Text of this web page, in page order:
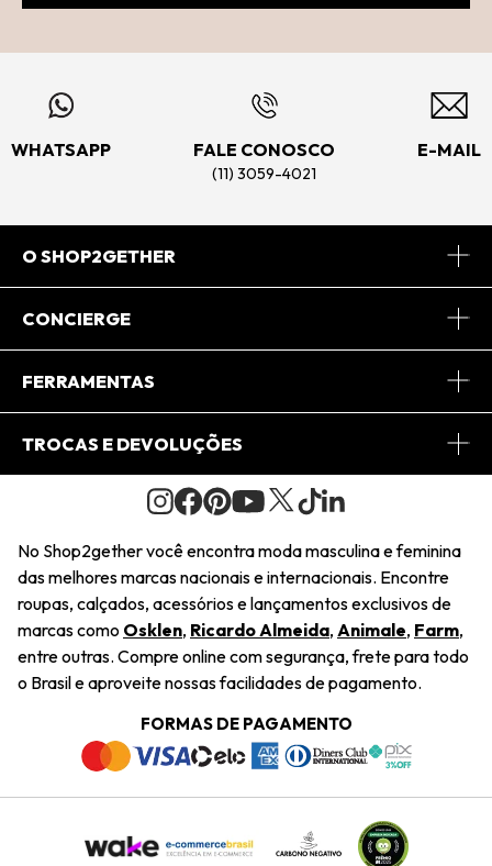
WHATSAPP FALE CONOSCO
(11) 3059-4021
E-MAIL
O SHOP2GETHER
Sobre Nós
Journal
Saiu na Mídia
Sustentabilidade
Navegando
Termos e Condições
Trabalhe Conosco
CONCIERGE
Central de Relacionamento
Regulamento e Promoções
FERRAMENTAS
Minha Conta
Pedido de Presente
Wishlist
TROCAS E DEVOLUÇÕES
Condições Gerais
Troca Fácil
Restituição de Pagamento
Dúvidas Frequentes
Termos e Condições
Política de Privacidade
No Shop2gether você encontra moda masculina e feminina
das melhores marcas nacionais e internacionais. Encontre
roupas, calçados, acessórios e lançamentos exclusivos de
marcas como Osklen, Ricardo Almeida, Animale, Farm,
entre outras. Compre online com segurança, frete para todo
o Brasil e aproveite nossas facilidades de pagamento.
FORMAS DE PAGAMENTO